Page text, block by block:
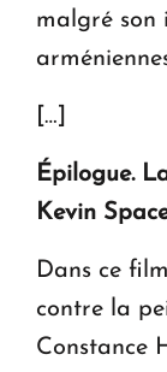
malgré son
[…]
Épilogue.
Kevin
Dans ce
contre la
Constance